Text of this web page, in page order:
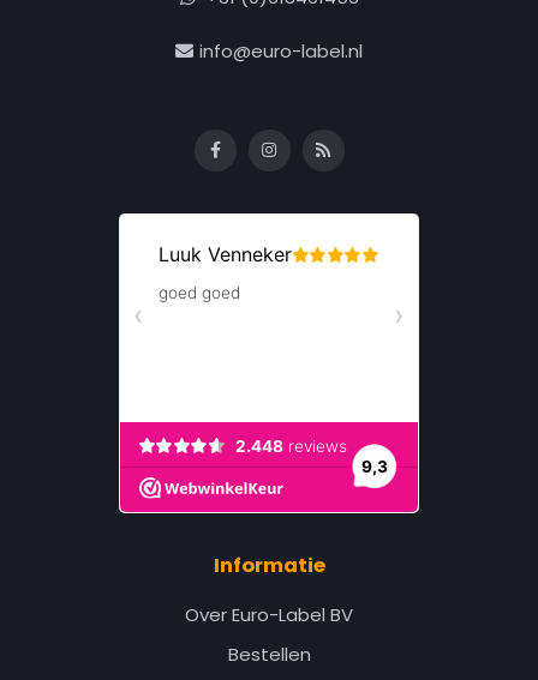
info@euro-label.nl
Informatie
Over Euro-Label BV
Bestellen